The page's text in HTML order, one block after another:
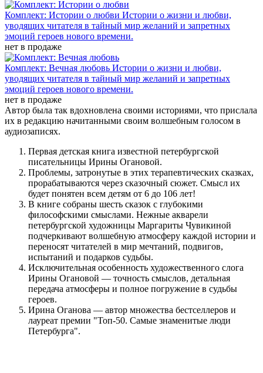
Комплект: Истории о любви Истории о жизни и любви,
уводящих читателя в тайный мир желаний и запретных
эмоций героев нового времени.
нет в продаже
Комплект: Вечная любовь Истории о жизни и любви,
уводящих читателя в тайный мир желаний и запретных
эмоций героев нового времени.
нет в продаже
Автор была так вдохновлена своими историями, что прислала
их в редакцию начитанными своим волшебным голосом в
аудиозаписях.
Первая детская книга известной петербургской
писательницы Ирины Огановой.
Проблемы, затронутые в этих терапевтических сказках,
прорабатываются через сказочный сюжет. Смысл их
будет понятен всем детям от 6 до 106 лет!
В книге собраны шесть сказок с глубокими
философскими смыслами. Нежные акварели
петербургской художницы Маргариты Чувикиной
подчеркивают волшебную атмосферу каждой истории и
переносят читателей в мир мечтаний, подвигов,
испытаний и подарков судьбы.
Исключительная особенность художественного слога
Ирины Огановой — точность смыслов, детальная
передача атмосферы и полное погружение в судьбы
героев.
Ирина Оганова — автор множества бестселлеров и
лауреат премии "Топ-50. Самые знаменитые люди
Петербурга".